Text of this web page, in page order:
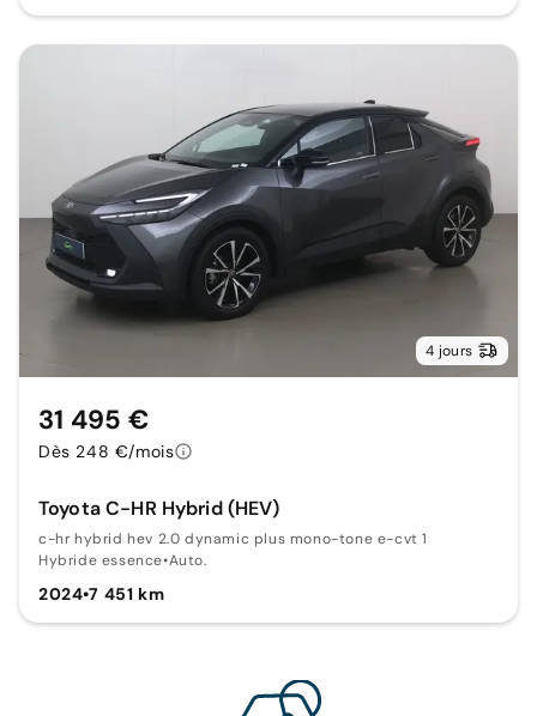
4 jours
Toyota C-HR Hybrid (HEV)
c-hr hybrid hev 2.0 dynamic plus mono-tone e-cvt 1
Hybride essence•Auto.
2024•7 451 km
31 495 €
Dès 248 €/mois